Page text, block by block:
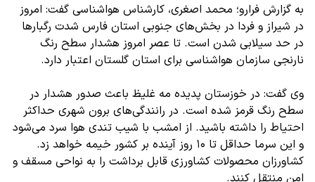
به گزارش فرارو؛ محمد اصغری، کارشناس هواشناسی گفت: امروز
در شیراز و فردا در بخش‌های جنوبی استان فارس شدت رگبارها
در حد سیلابی شدن است. تا عصر امروز هشدار سطح رنگ
نارنجی سازمان هواشناسی برای استان گلستان اعتبار دارد.
وی گفت: در خوزستان پدیده مه غلیظ باعث صدور هشدار در
سطح رنگ قرمز شده است. در رانندگی‌های برون شهری حداکثر
احتیاط را داشته باشید. از امشب با شیب تندی هوا سرد می‌شود
و این سرما حداقل تا ۱۰ روز آینده بر کشور خیمه خواهد زد.
کشاورزان محصولات کشاورزی قابل برداشت را به نواحی مسقف و
امن منتقل کنند.